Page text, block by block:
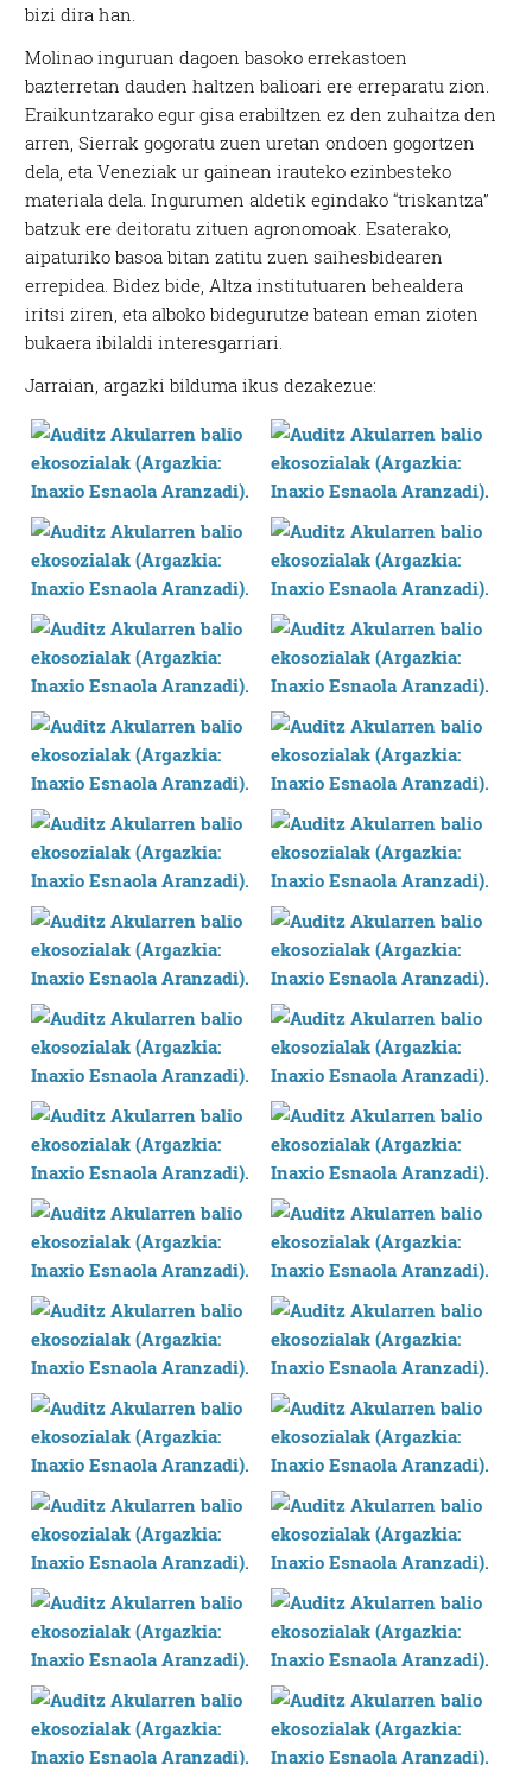
bizi dira han.
Molinao inguruan dagoen basoko errekastoen
bazterretan dauden haltzen balioari ere erreparatu zion.
Eraikuntzarako egur gisa erabiltzen ez den zuhaitza den
arren, Sierrak gogoratu zuen uretan ondoen gogortzen
dela, eta Veneziak ur gainean irauteko ezinbesteko
materiala dela. Ingurumen aldetik egindako “triskantza”
batzuk ere deitoratu zituen agronomoak. Esaterako,
aipaturiko basoa bitan zatitu zuen saihesbidearen
errepidea. Bidez bide, Altza institutuaren behealdera
iritsi ziren, eta alboko bidegurutze batean eman zioten
bukaera ibilaldi interesgarriari.
Jarraian, argazki bilduma ikus dezakezue: